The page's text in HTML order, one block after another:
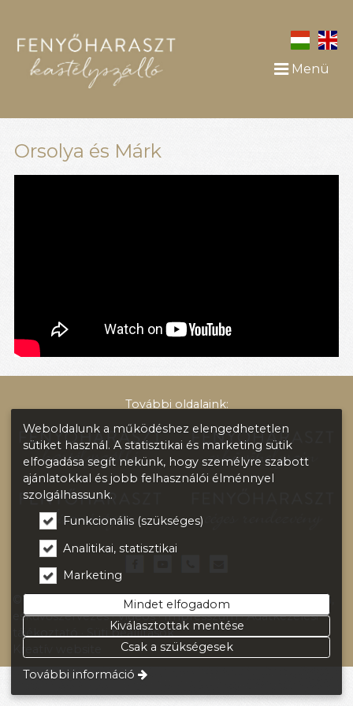
Menü
Orsolya és Márk
További oldalaink:
© 2026 FENYŐHARASZT Kastélyszálló - Esküvő helyszín,
esküvőszervezés
Videós Impresszum
Adatkezelési
tájékoztató
Süti beállítások
Weboldalunk a működéshez elengedhetetlen
sütiket használ. A statisztikai és marketing sütik
elfogadása segít nekünk, hogy személyre szabott
ajánlatokkal és jobb felhasználói élménnyel
szolgálhassunk.
Funkcionális (szükséges)
Analitikai, statisztikai
Marketing
Mindet elfogadom
Kiválasztottak mentése
Csak a szükségesek
További információ